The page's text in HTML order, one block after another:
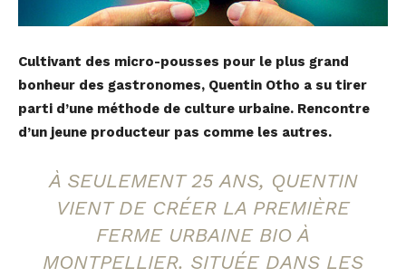
Cultivant des micro-pousses pour le plus grand
bonheur des gastronomes, Quentin Otho a su tirer
parti d’une méthode de culture urbaine. Rencontre
d’un jeune producteur pas comme les autres.
À SEULEMENT 25 ANS, QUENTIN
VIENT DE CRÉER LA PREMIÈRE
FERME URBAINE BIO À
MONTPELLIER. SITUÉE DANS LES